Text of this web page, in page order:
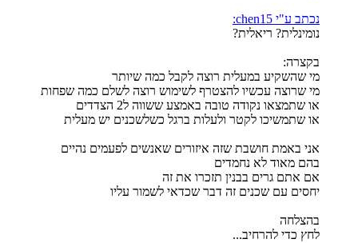
נכתב ע"י chen15:
נומינלית? ריאלית?
בקצרה:
מי שהשקיע במעלית רוצה לקבל כמה שיותר
מי שרוצה עכשיו להצטרף לשימוש רוצה לשלם כמה שפחות
או שתמצאו נקודה טובה באמצע ששווה ל2 הצדדים
או שתמשיכו לקטר ולעלות ברגל כשלשכנים יש מעלית
אני באמת חושבת שזה איזורים שאנשים לפעמים נהיים
בהם מאוד לא נחמדים
אם אתם גרים בבנין תזכרו את זה
יחסים עם שכנים זה דבר שכדאי לשמור עליו
בהצלחה
לחץ כדי להרחיב...